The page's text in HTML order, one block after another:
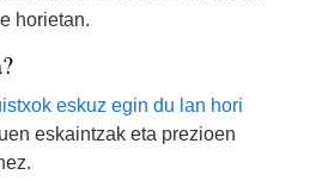
horietan.
eskuz egin du lan hori
eskaintzak eta prezioen